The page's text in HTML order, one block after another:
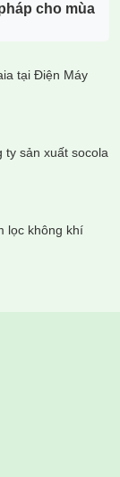
cho mùa
tại Điện Máy
ty sản xuất socola
lọc không khí